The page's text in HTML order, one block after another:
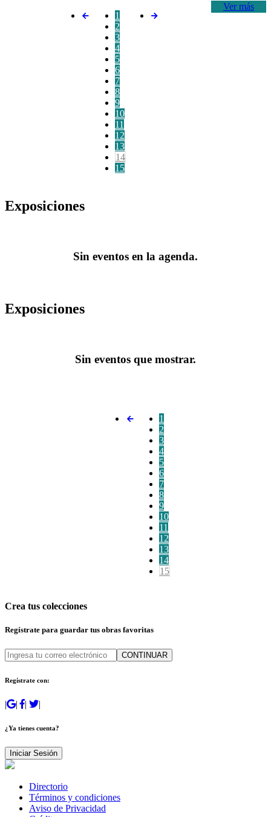
Ver más
1
2
3
4
5
6
7
8
9
10
11
12
13
14
15
Exposiciones
Sin eventos en la agenda.
Exposiciones
Sin eventos que mostrar.
1
2
3
4
5
6
7
8
9
10
11
12
13
14
15
Crea tus colecciones
Regístrate para guardar tus obras favoritas
CONTINUAR
Regístrate con:
| | | |
¿Ya tienes cuenta?
Iniciar Sesión
Directorio
Términos y condiciones
Aviso de Privacidad